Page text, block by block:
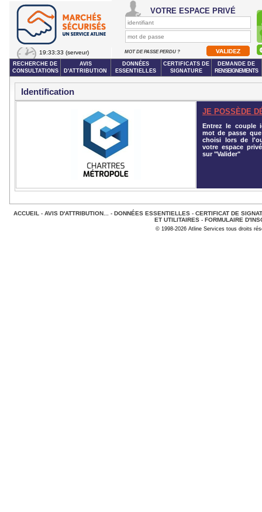
19:33:33 (serveur)
VOTRE ESPACE PRIVÉ
MOT DE PASSE PERDU ?
RECHERCHE DE
CONSULTATIONS
AVIS
D'ATTRIBUTION
DONNÉES
ESSENTIELLES
CERTIFICATS DE
SIGNATURE
DEMANDE DE
RENSEIGNEMENTS
Identification
JE POSSÈDE
Entrez le couple
mot de passe
choisi lors de
votre espace
sur "Valider"
ACCUEIL - AVIS D'ATTRIBUTION... - DONNÉES ESSENTIELLES- CERTIFICAT DE
ET UTILITAIRES - FORMULAIRE
© 1998-2026 Atline Services tous droits